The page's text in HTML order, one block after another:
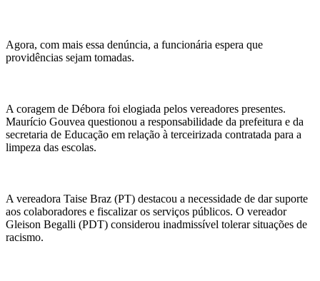
Agora, com mais essa denúncia, a funcionária espera que
providências sejam tomadas.
A coragem de Débora foi elogiada pelos vereadores presentes.
Maurício Gouvea questionou a responsabilidade da prefeitura e da
secretaria de Educação em relação à terceirizada contratada para a
limpeza das escolas.
A vereadora Taise Braz (PT) destacou a necessidade de dar suporte
aos colaboradores e fiscalizar os serviços públicos. O vereador
Gleison Begalli (PDT) considerou inadmissível tolerar situações de
racismo.